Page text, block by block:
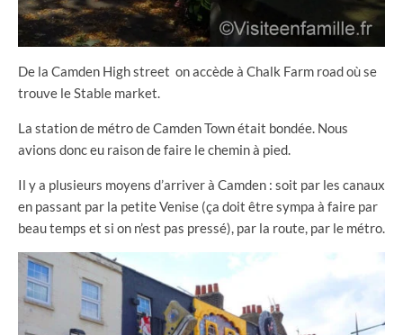
De la Camden High street on accède à Chalk Farm road où se
trouve le Stable market.
La station de métro de Camden Town était bondée. Nous
avions donc eu raison de faire le chemin à pied.
Il y a plusieurs moyens d’arriver à Camden : soit par les canaux
en passant par la petite Venise (ça doit être sympa à faire par
beau temps et si on n’est pas pressé), par la route, par le métro.